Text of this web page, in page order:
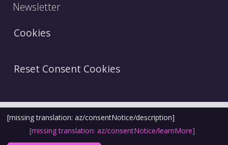
Newsletter
Cookies
Reset Consent Cookies
Şərtlər və Qaydalar Hüquqi Bildiriş
Etika Kodeksi
[missing translation: az/consentNotice/description]
[missing translation: az/consentNotice/learnMore]